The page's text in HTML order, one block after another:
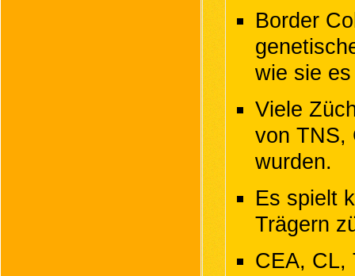
Border
wie sie
Viele
von TNS,
wurden.
Es spielt
Trägern
CEA, CL,